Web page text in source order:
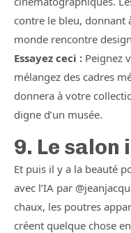
contre le bleu, donnant
monde rencontre
Essayez ceci : Peignez
mélangez des cadres
donnera à votre
digne d’un musée.
9. Le salon
Et puis il y a la beauté
avec l’IA par
chaux, les poutres
créent quelque chose